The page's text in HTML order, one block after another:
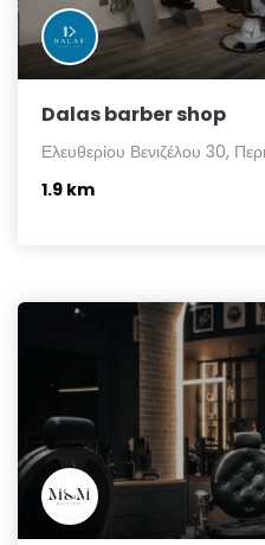
Dalas barber shop
Ελευθερίου Βενιζέλου 30,
1.9 km